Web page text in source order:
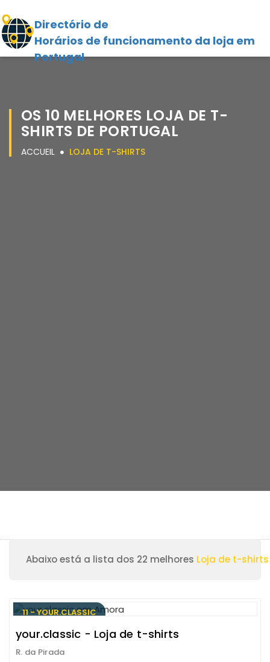
Directório de
Horários de funcionamento da loja em
Portugal
OS 10 MELHORES LOJA DE T-
SHIRTS DE PORTUGAL
ACCUEIL LOJA DE T-SHIRTS
Abaixo está a lista dos 22 melhores Loja de t-shirts
11 - YOUR.CLASSIC
your.classic - Loja de t-shirts
R. da Pirada